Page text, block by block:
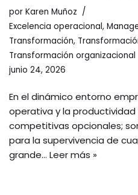
por Karen Muñoz
Excelencia operacional,
Transformación,
Transformación organizacional
junio 24, 2026
En el dinámico entorno
operativa y la
competitivas opcionales;
para la supervivencia de
grande… Leer más »